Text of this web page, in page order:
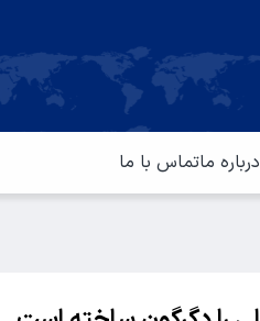
درباره ماتماس با ما